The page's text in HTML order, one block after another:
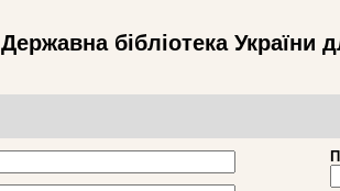
Державна бібліотека України